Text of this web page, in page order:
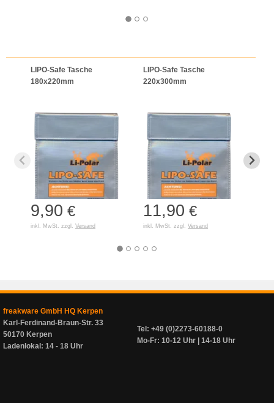
LIPO-Safe Tasche
180x220mm
9,90 €
inkl. MwSt. zzgl. Versand
LIPO-Safe Tasche
220x300mm
11,90 €
inkl. MwSt. zzgl. Versand
freakware GmbH HQ Kerpen
Karl-Ferdinand-Braun-Str. 33
50170 Kerpen
Ladenlokal: 14 - 18 Uhr
Tel: +49 (0)2273-60188-0
Mo-Fr: 10-12 Uhr | 14-18 Uhr